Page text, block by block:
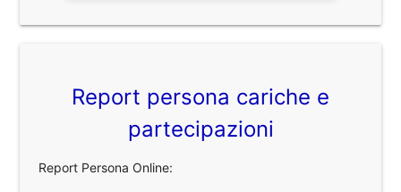
Report persona cariche e
partecipazioni
Report Persona Online: